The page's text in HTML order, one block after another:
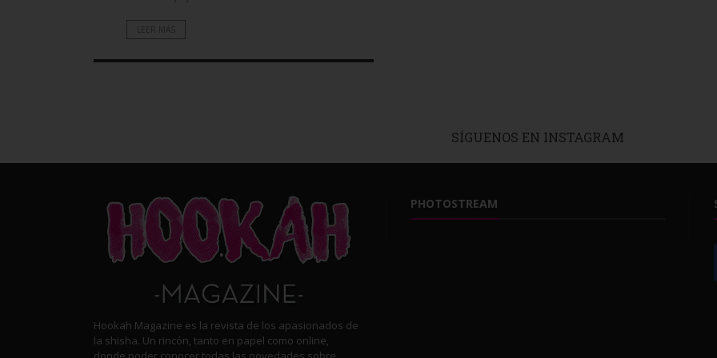
SÍGUENOS EN INSTAGRAM
Hookah Magazine es la revista de los apasionados de
la shisha. Un rincón, tanto en papel como online,
PHOTOSTREAM
7. La marcación como favorito o el acceso directo a través de esta página web a otras constituirá una